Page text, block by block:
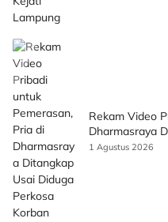
Rekam Video
Dharmasraya
Korban
1 Agustus 2026